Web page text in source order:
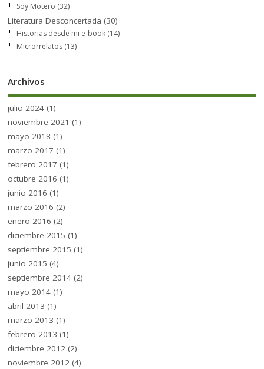
Soy Motero (32)
Literatura Desconcertada (30)
Historias desde mi e-book (14)
Microrrelatos (13)
Archivos
julio 2024 (1)
noviembre 2021 (1)
mayo 2018 (1)
marzo 2017 (1)
febrero 2017 (1)
octubre 2016 (1)
junio 2016 (1)
marzo 2016 (2)
enero 2016 (2)
diciembre 2015 (1)
septiembre 2015 (1)
junio 2015 (4)
septiembre 2014 (2)
mayo 2014 (1)
abril 2013 (1)
marzo 2013 (1)
febrero 2013 (1)
diciembre 2012 (2)
noviembre 2012 (4)